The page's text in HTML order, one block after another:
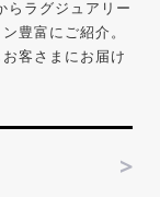
らラグジュアリー
豊富にご紹介。
客さまにお届け
>